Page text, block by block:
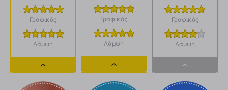
Γραφικός
Λάμψη
Dropdown
button
Γραφικός
Λάμψη
Dropdown
button
Γραφικός
Λάμψη
Dropdown
button